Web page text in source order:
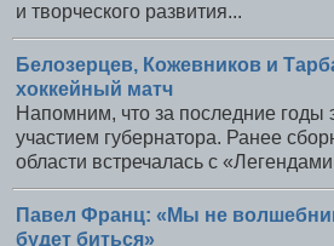
и творческого развития...
Белозерцев, Кожевников и
хоккейный матч
Напомним, что за последние годы
участием губернатора. Ранее
области встречалась с «Легендами
Павел Франц: «Мы не
будет биться»